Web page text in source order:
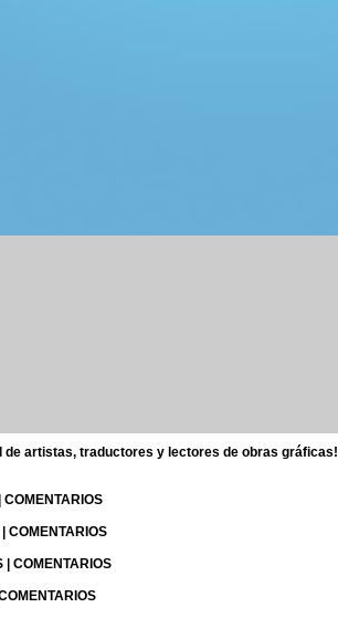
de artistas, traductores y lectores de obras gráficas!
COMENTARIOS
| COMENTARIOS